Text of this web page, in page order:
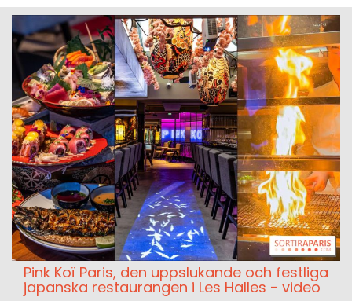
Pink Koï Paris, den uppslukande och festliga
japanska restaurangen i Les Halles - video